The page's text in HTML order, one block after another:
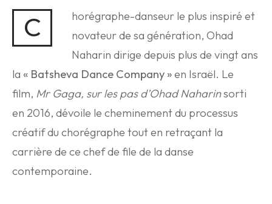
C
horégraphe-danseur le plus inspiré et
novateur de sa génération, Ohad
Naharin dirige depuis plus de vingt ans
la « Batsheva Dance Company »en Israël. Le
film, Mr Gaga, sur les pas d’Ohad Naharinsorti
en 2016, dévoile le cheminement du processus
créatif du chorégraphe tout en retraçant la
carrière de ce chef de file de la danse
contemporaine.